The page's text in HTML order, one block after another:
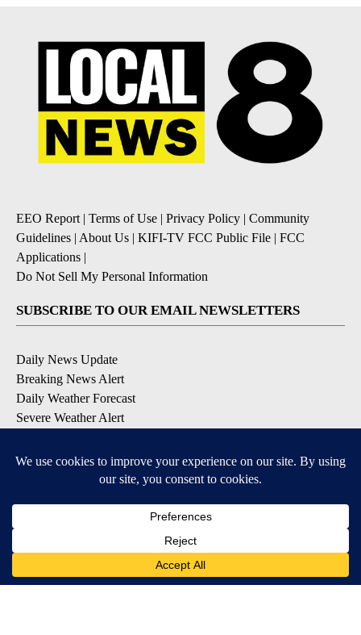
EEO Report | Terms of Use | Privacy Policy | Community
Guidelines | About Us | KIFI-TV FCC Public File | FCC
Applications |
Do Not Sell My Personal Information
SUBSCRIBE TO OUR EMAIL NEWSLETTERS
Daily News Update
Breaking News Alert
Daily Weather Forecast
Severe Weather Alert
DOWNLOAD OUR APPS
Available for iOS and Android